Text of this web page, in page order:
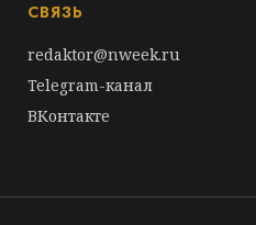
СВЯЗЬ
redaktor@nweek.ru
Telegram-канал
ВКонтакте